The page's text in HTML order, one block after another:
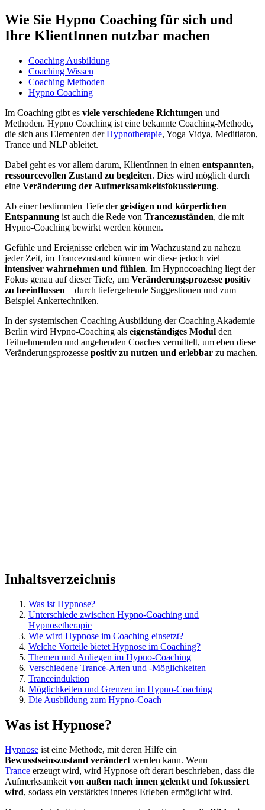
Wie Sie Hypno Coaching für sich und
Ihre KlientInnen nutzbar machen
Coaching Ausbildung
Coaching Wissen
Coaching Methoden
Hypno Coaching
Im Coaching gibt es viele verschiedene Richtungen und
Methoden. Hypno Coaching ist eine bekannte Coaching-Methode,
die sich aus Elementen derHypnotherapie, Yoga Vidya, Meditiaton,
Trance und NLP ableitet.
Dabei geht es vor allem darum, KlientInnen in einen entspannten,
ressourcevollen Zustand zu begleiten. Dies wird möglich durch
eine Veränderung der Aufmerksamkeitsfokussierung.
Ab einer bestimmten Tiefe dergeistigen und körperlichen
Entspannung ist auch die Rede von Trancezuständen, die mit
Hypno-Coaching bewirkt werden können.
Gefühle und Ereignisse erleben wir im Wachzustand zu nahezu
jeder Zeit, im Trancezustand können wir diese jedoch viel
intensiver wahrnehmen und fühlen. Im Hypnocoaching liegt der
Fokus genau auf dieser Tiefe, um Veränderungsprozesse positiv
zu beeinflussen – durch tiefergehende Suggestionen und zum
Beispiel Ankertechniken.
In der systemischen Coaching Ausbildung der Coaching Akademie
Berlin wird Hypno-Coaching als eigenständiges Modul den
Teilnehmenden und angehenden Coaches vermittelt, um eben diese
Veränderungsprozesse positiv zu nutzen und erlebbar zu machen.
Inhaltsverzeichnis
Was ist Hypnose?
Unterschiede zwischen Hypno-Coaching und
Hypnosetherapie
Wie wird Hypnose im Coaching einsetzt?
Welche Vorteile bietet Hypnose im Coaching?
Themen und Anliegen im Hypno-Coaching
Verschiedene Trance-Arten und -Möglichkeiten
Tranceinduktion
Möglichkeiten und Grenzen im Hypno-Coaching
Die Ausbildung zum Hypno-Coach
Was ist Hypnose?
Hypnose ist eine Methode, mit deren Hilfe ein
Bewusstseinszustand verändertwerden kann. Wenn
Trance erzeugt wird, wird Hypnose oft derart beschrieben, dass die
Aufmerksamkeitvon außen nach innen gelenkt und fokussiert
wird, sodass ein verstärktes inneres Erleben ermöglicht wird.